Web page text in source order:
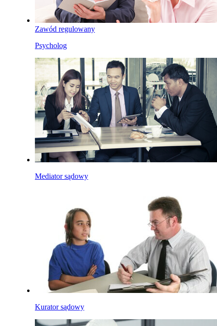
Zawód regulowany
Psycholog
Mediator sądowy
Kurator sądowy